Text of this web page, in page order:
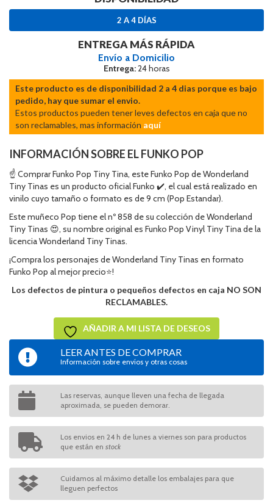
2 A 4 DÍAS
ENTREGA MÁS RÁPIDA
Envío a Domicilio
Entrega:24 horas
Este producto es de disponibilidad 2 a 4 dias porque es bajo
pedido, hay que sumar el envio.
Estos productos pueden tener leves defectos en caja que no
son reclamables, mas información aquí
INFORMACIÓN SOBRE EL FUNKO POP
☝ Comprar Funko Pop Tiny Tina, este Funko Pop de Wonderland
Tiny Tinas es un producto oficial Funko ✔️, el cual está realizado en
vinilo cuyo tamaño o formato es de 9 cm (Pop Estandar).
Este muñeco Pop tiene el nº 858 de su colección de Wonderland
Tiny Tinas 😍, su nombre original es Funko Pop Vinyl Tiny Tina de la
licencia Wonderland Tiny Tinas.
¡Compra los personajes de Wonderland Tiny Tinas en formato
Funko Pop al mejor precio⭐!
Los defectos de pintura o pequeños defectos en caja NO SON
RECLAMABLES.
AÑADIR A MI LISTA DE DESEOS
LEER ANTES DE COMPRAR
Información sobre envíos y otras cosas
Las reservas, aunque lleven una fecha de llegada
aproximada, se pueden demorar.
Los envios en 24 h de lunes a viernes son para productos
que están en stock
Cuidamos al máximo detalle los embalajes para que
lleguen perfectos